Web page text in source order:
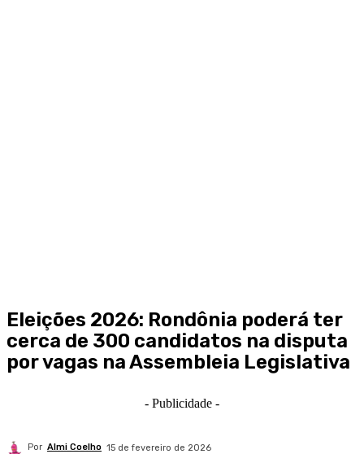
Eleições 2026: Rondônia poderá ter
cerca de 300 candidatos na disputa
por vagas na Assembleia Legislativa
- Publicidade -
Por Almi Coelho 15 de fevereiro de 2026